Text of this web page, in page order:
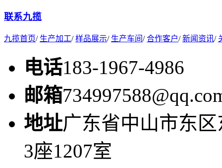
联系九揽
九揽首页/ 生产加工/样品展示/ 生产车间/合作客户/新闻资讯/
电话183-1967-4986
邮箱
地址广东省中山市东
3座1207室